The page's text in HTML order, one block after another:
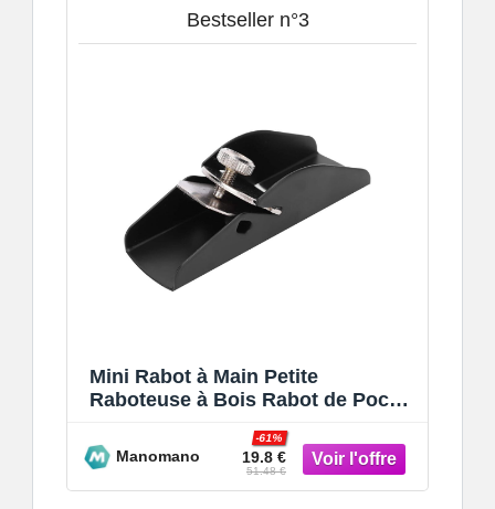
Bestseller n°3
Mini Rabot à Main Petite
Raboteuse à Bois Rabot de Poche
ProjetManomano 19.8 €
-61%
51.48 €